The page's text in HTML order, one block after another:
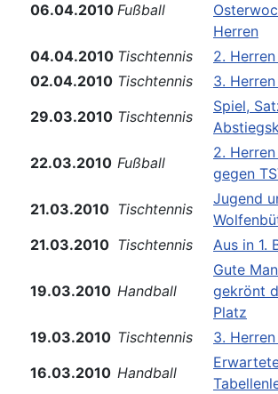
06.04.2010 Fußball
Herren
04.04.2010 Tischtennis
2.
02.04.2010 Tischtennis
3.
29.03.2010 Tischtennis
Spiel,
22.03.2010 Fußball
2.
gegen
21.03.2010 Tischtennis
Jugend
21.03.2010 Tischtennis Aus in 1.
19.03.2010 Handball
Gute
gekrönt
Platz
19.03.2010 Tischtennis
3.
16.03.2010 Handball